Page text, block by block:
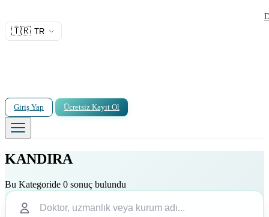
🇹🇷 TR
Giriş Yap Ücretsiz Kayıt Ol
KANDIRA
Bu Kategoride 0 sonuç bulundu